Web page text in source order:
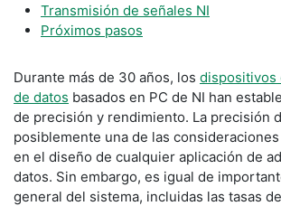
Transmisión de señales NI
Próximos pasos
Durante más de 30 años, los dispositivos
de datos basados en PC de NI han
de precisión y rendimiento. La precisión
posiblemente una de las
en el diseño de cualquier aplicación de
datos. Sin embargo, es igual de
general del sistema, incluidas las tasas